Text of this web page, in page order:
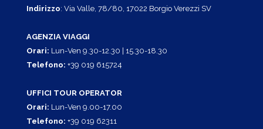
Indirizzo: Via Valle, 78/80, 17022 Borgio Verezzi SV
AGENZIA VIAGGI
Orari: Lun-Ven 9.30-12.30 | 15.30-18.30
Telefono: +39 019 615724
UFFICI TOUR OPERATOR
Orari: Lun-Ven 9.00-17.00
Telefono: +39 019 62311